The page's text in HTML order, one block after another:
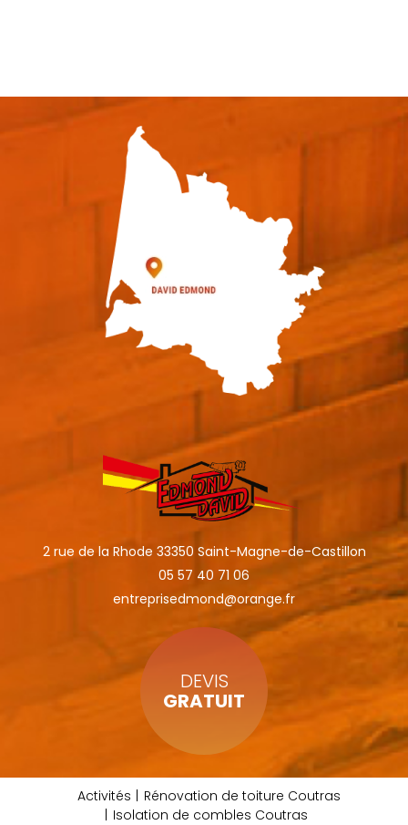
2 rue de la Rhode 33350 Saint-Magne-de-Castillon
05 57 40 71 06
entreprisedmond@orange.fr
DEVIS
GRATUIT
Activités
Rénovation de toiture Coutras
Isolation de combles Coutras